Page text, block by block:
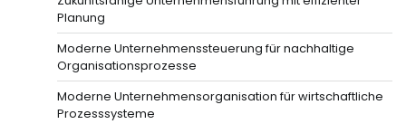
Planung
Moderne Unternehmenssteuerung für nachhaltige
Organisationsprozesse
Moderne Unternehmensorganisation für wirtschaftliche
Prozesssysteme